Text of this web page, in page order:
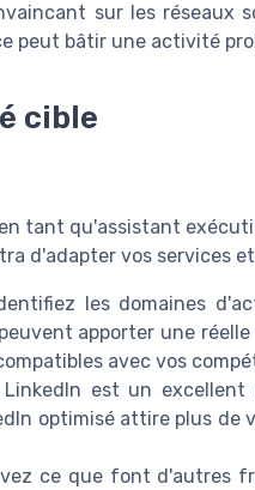
sur les
peut bâtir une activité
cible
tant qu'assistant
d'adapter vos services
les domaines
apporter une
avec vos
LinkedIn est un
optimisé attire plus
ce que font d'autres